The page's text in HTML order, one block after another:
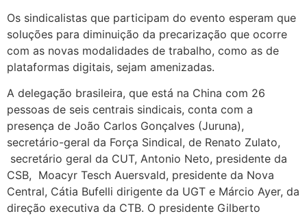
Os sindicalistas que participam do evento esperam que
soluções para diminuição da precarização que ocorre
com as novas modalidades de trabalho, como as de
plataformas digitais, sejam amenizadas.
A delegação brasileira, que está na China com 26
pessoas de seis centrais sindicais, conta com a
presença de João Carlos Gonçalves (Juruna),
secretário-geral da Força Sindical, de Renato Zulato,
secretário geral da CUT, Antonio Neto, presidente da
CSB, Moacyr Tesch Auersvald, presidente da Nova
Central, Cátia Bufelli dirigente da UGT e Márcio Ayer, da
direção executiva da CTB. O presidente Gilberto